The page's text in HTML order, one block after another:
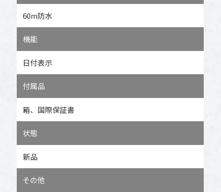
60m防水
機能
日付表示
付属品
箱、国際保証書
状態
新品
その他